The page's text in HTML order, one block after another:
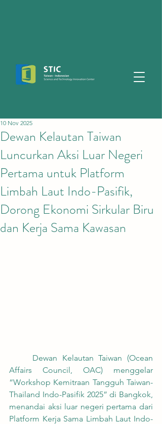
Dewan Kelautan Taiwan
Luncurkan Aksi Luar Negeri
Pertama untuk Platform
Limbah Laut Indo-Pasifik,
Dorong Ekonomi Sirkular Biru
dan Kerja Sama Kawasan
10 Nov 2025
Affairs Council, OAC) menggelar
“Workshop Kemitraan Tangguh Taiwan-
Thailand Indo-Pasifik 2025” di Bangkok,
menandai aksi luar negeri pertama dari
Platform Kerja Sama Limbah Laut Indo-